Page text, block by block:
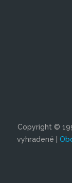
Copyright ©
vyhradené |